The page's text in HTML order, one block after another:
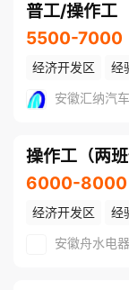
普工/操作工
5500-7000
经济开发区
经
安徽汇纳汽
操作工（两
6000-8000
经济开发区
经
安徽舟水电